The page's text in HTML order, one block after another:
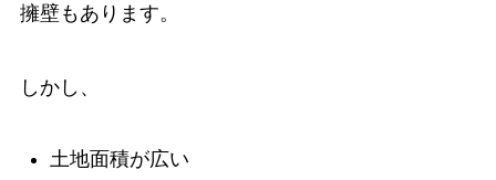
擁壁もあります。
しかし、
土地面積が広い